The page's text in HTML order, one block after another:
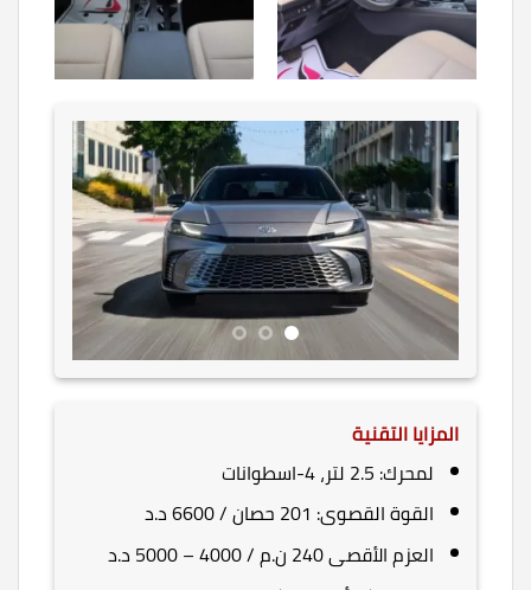
المزايا التقنية
لمحرك: 2.5 لتر، 4-اسطوانات
القوة القصوى: 201 حصان / 6600 د.د
العزم الأقصى 240 ن.م / 4000 – 5000 د.د